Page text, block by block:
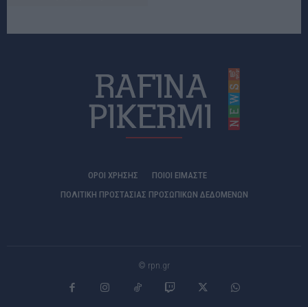
ΟΡΟΙ ΧΡΗΣΗΣ
ΠΟΙΟΊ ΕΊΜΑΣΤΕ
ΠΟΛΙΤΙΚΗ ΠΡΟΣΤΑΣΙΑΣ ΠΡΟΣΩΠΙΚΩΝ ΔΕΔΟΜΕΝΩΝ
© rpn.gr